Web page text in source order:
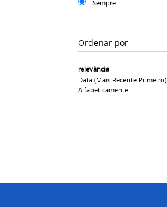
Sempre
Ordenar por
relevância
Data (mais Recente Primeiro)
Alfabeticamente